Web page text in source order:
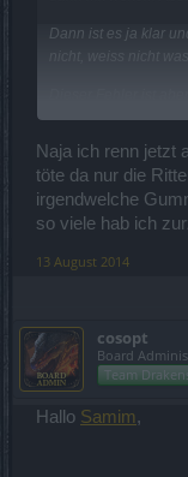
Dann ist es ja klar
bemerken, sind
neue Feature
Wiederbelebungen
Naja ich renn jetzt
töte da nur die
irgendwelche
so viele hab ich
13 August 2014
cosopt
Board
Team
Hallo Samim,